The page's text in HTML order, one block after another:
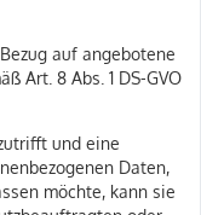
auf angebotene
Art. 8 Abs. 1 DS-GVO
und eine
Daten,
möchte, kann sie